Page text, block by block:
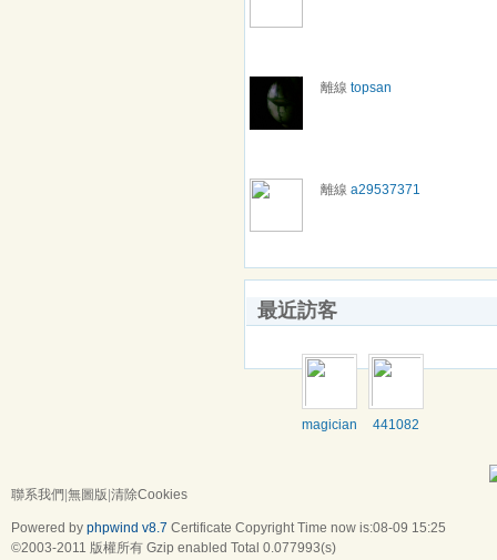
離線 topsan
離線 a29537371
最近訪客
magicianej 441082
聯系我們 無圖版 清除Cookies
Powered by phpwind v8.7 Certificate Copyright Time now is:08-09 15:25
©2003-2011 版權所有 Gzip enabled Total 0.077993(s)